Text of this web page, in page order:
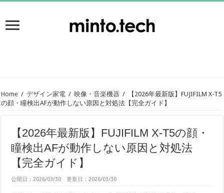
Home / デザイン家電 / 映像・音楽機器 /
【2026年最新版】FUJIFILM X-T5
の顔・瞳検出AFが動作しない原因と対処法【完全ガイド】
【2026年最新版】FUJIFILM X-T5の顔・
瞳検出AFが動作しない原因と対処法
【完全ガイド】
公開日：2026/03/30 更新日：2026/03/30